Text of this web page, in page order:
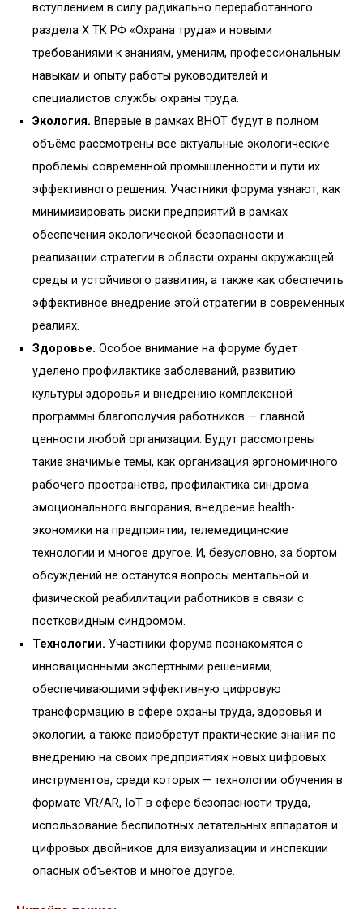
вступлением в силу радикально переработанного
раздела Х ТК РФ «Охрана труда» и новыми
требованиями к знаниям, умениям, профессиональным
навыкам и опыту работы руководителей и
специалистов службы охраны труда.
Экология. Впервые в рамках ВНОТ будут в полном
объёме рассмотрены все актуальные экологические
проблемы современной промышленности и пути их
эффективного решения. Участники форума узнают, как
минимизировать риски предприятий в рамках
обеспечения экологической безопасности и
реализации стратегии в области охраны окружающей
среды и устойчивого развития, а также как обеспечить
эффективное внедрение этой стратегии в современных
реалиях.
Здоровье. Особое внимание на форуме будет
уделено профилактике заболеваний, развитию
культуры здоровья и внедрению комплексной
программы благополучия работников — главной
ценности любой организации. Будут рассмотрены
такие значимые темы, как организация эргономичного
рабочего пространства, профилактика синдрома
эмоционального выгорания, внедрение health-
экономики на предприятии, телемедицинские
технологии и многое другое. И, безусловно, за бортом
обсуждений не останутся вопросы ментальной и
физической реабилитации работников в связи с
постковидным синдромом.
Технологии. Участники форума познакомятся с
инновационными экспертными решениями,
обеспечивающими эффективную цифровую
трансформацию в сфере охраны труда, здоровья и
экологии, а также приобретут практические знания по
внедрению на своих предприятиях новых цифровых
инструментов, среди которых — технологии обучения в
формате VR/AR, IoT в сфере безопасности труда,
использование беспилотных летательных аппаратов и
цифровых двойников для визуализации и инспекции
опасных объектов и многое другое.